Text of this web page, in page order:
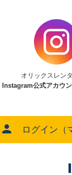
オリックスレン
Instagram公式アカウ
ログイン（